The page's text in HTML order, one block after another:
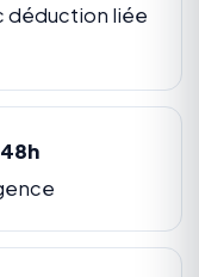
déduction liée